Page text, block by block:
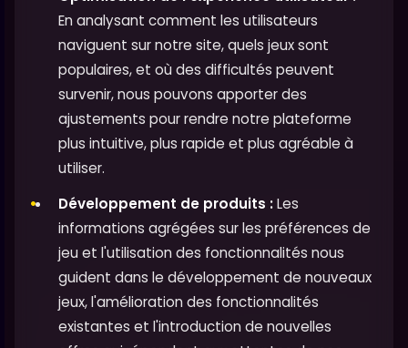
En analysant comment les utilisateurs
naviguent sur notre site, quels jeux sont
populaires, et où des difficultés peuvent
survenir, nous pouvons apporter des
ajustements pour rendre notre plateforme
plus intuitive, plus rapide et plus agréable à
utiliser.
Développement de produits :Les
informations agrégées sur les préférences de
jeu et l'utilisation des fonctionnalités nous
guident dans le développement de nouveaux
jeux, l'amélioration des fonctionnalités
existantes et l'introduction de nouvelles